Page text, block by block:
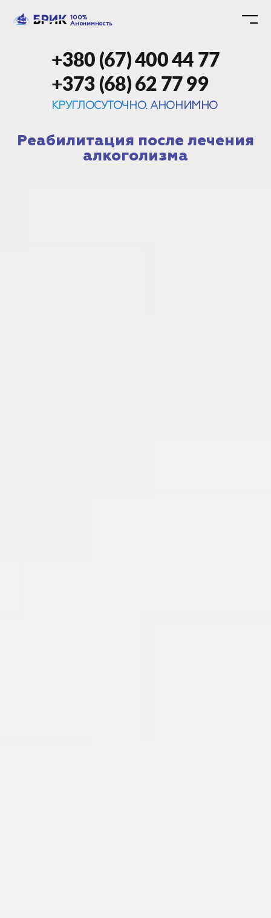
100%
Анонимность
+380 (67) 400 44 77
+373 (68) 62 77 99
КРУГЛОСУТОЧНО. АНОНИМНО
Реабилитация после лечения
алкоголизма